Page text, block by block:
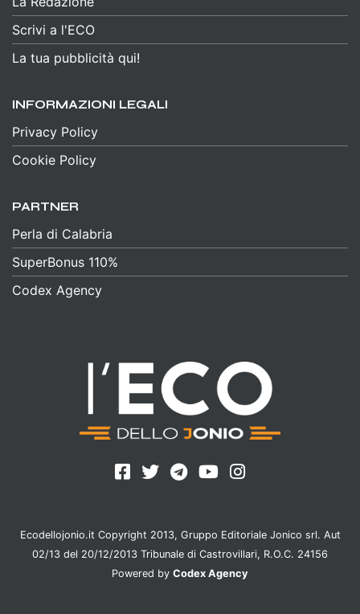
Scrivi a l'ECO
La tua pubblicità qui!
INFORMAZIONI LEGALI
Privacy Policy
Cookie Policy
PARTNER
Perla di Calabria
SuperBonus 110%
Codex Agency
Ecodellojonio.it Copyright 2013, Gruppo Editoriale Jonico srl. Aut
02/13 del 20/12/2013 Tribunale di Castrovillari, R.O.C. 24156
Powered by Codex Agency